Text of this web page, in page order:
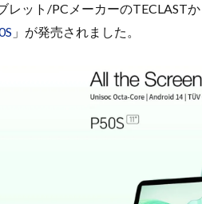
レット/PCメーカーのTECLAST
」が発売されました。